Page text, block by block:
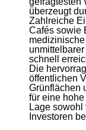
überzeugt
Zahlreiche
Cafés sowie
schnell
Die
öffentlichen
Grünflächen
für eine
Lage
Investoren